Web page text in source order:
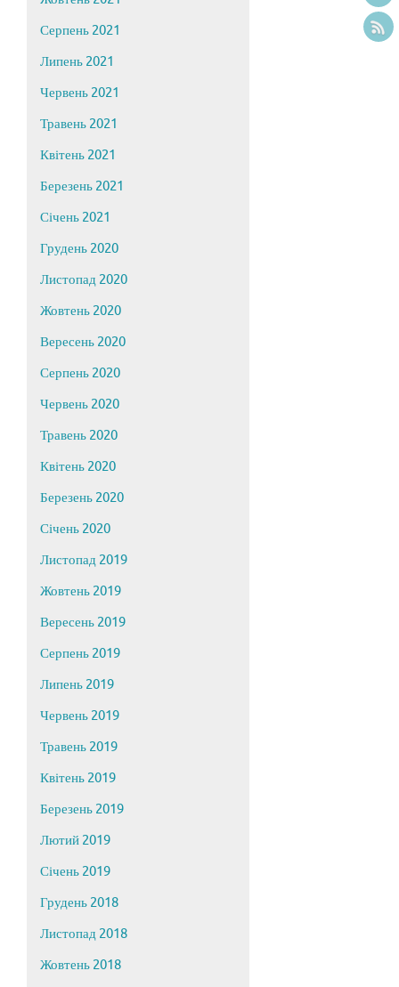
Серпень 2021
Липень 2021
Червень 2021
Травень 2021
Квітень 2021
Березень 2021
Січень 2021
Грудень 2020
Листопад 2020
Жовтень 2020
Вересень 2020
Серпень 2020
Червень 2020
Травень 2020
Квітень 2020
Березень 2020
Січень 2020
Листопад 2019
Жовтень 2019
Вересень 2019
Серпень 2019
Липень 2019
Червень 2019
Травень 2019
Квітень 2019
Березень 2019
Лютий 2019
Січень 2019
Грудень 2018
Листопад 2018
Жовтень 2018